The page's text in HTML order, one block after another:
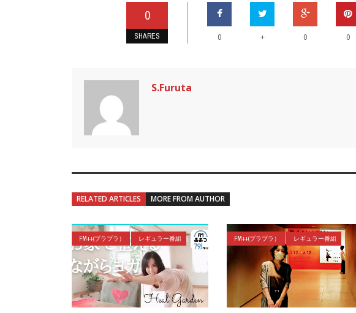
0
SHARES 0 + 0 0
S.Furuta
RELATED ARTICLES MORE FROM AUTHOR
FM++(プラプラ） レギュラー番組 FM++(プラプラ） レギュラー番組